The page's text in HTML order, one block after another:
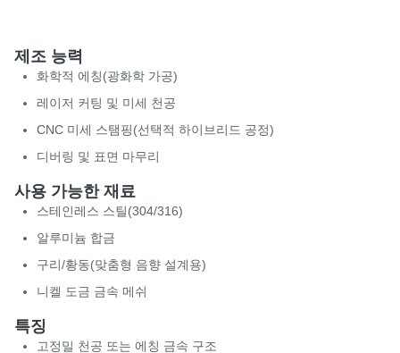
제조 능력
화학적 에칭(광화학 가공)
레이저 커팅 및 미세 천공
CNC 미세 스탬핑(선택적 하이브리드 공정)
디버링 및 표면 마무리
사용 가능한 재료
스테인레스 스틸(304/316)
알루미늄 합금
구리/황동(맞춤형 음향 설계용)
니켈 도금 금속 메쉬
특징
고정밀 천공 또는 에칭 금속 구조